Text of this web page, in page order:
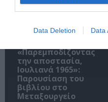
Data Deletion Data
«Παρεμποδίζοντας
την αποστασία,
Ιουλιανά 1965»:
Παρουσίαση του
βιβλίου στο
Μεταξουργείο